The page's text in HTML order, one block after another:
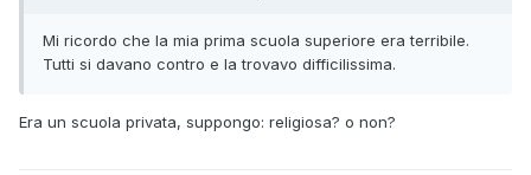
Mi ricordo che la mia prima scuola superiore era terribile.
Tutti si davano contro e la trovavo difficilissima.
Era un scuola privata, suppongo: religiosa? o non?